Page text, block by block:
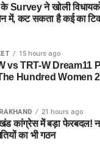
Survey ने खोली
में, कट सकता है कई का
15 hours ago
vs TRT-W Dream11
Hundred Women
21 hours ago
कांग्रेस में बड़ा फेरबदल! नई
का भी गठन